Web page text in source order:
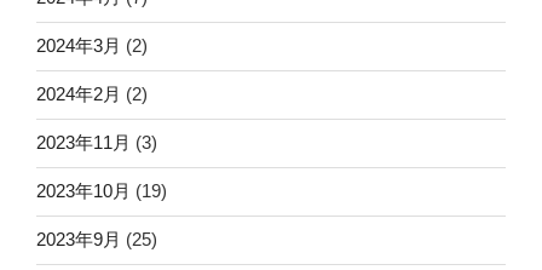
2024年3月 (2)
2024年2月 (2)
2023年11月 (3)
2023年10月 (19)
2023年9月 (25)